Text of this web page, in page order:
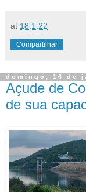
at 18.1.22
Compartilhar
domingo, 16 de
Açude de
de sua